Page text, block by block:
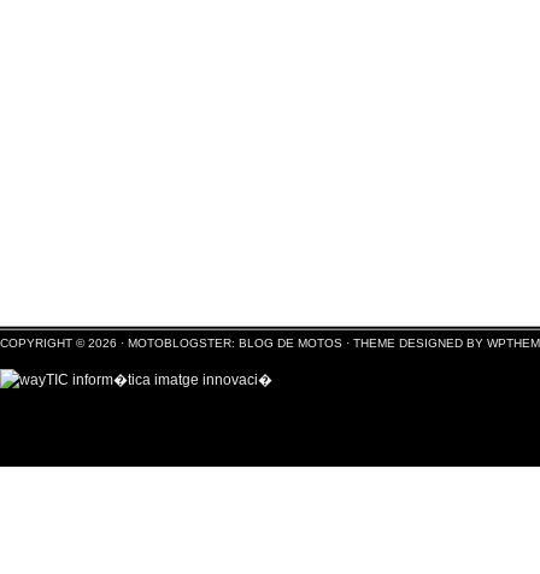
COPYRIGHT © 2026 · MOTOBLOGSTER: BLOG DE MOTOS · THEME DESIGNED BY